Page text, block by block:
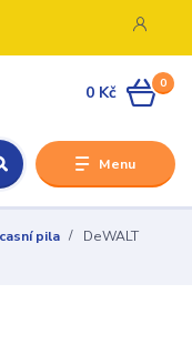
Menu
0
0 Kč
pila
DeWALT